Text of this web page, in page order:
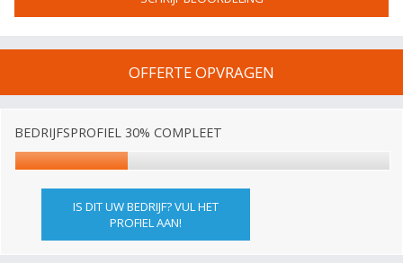
OFFERTE OPVRAGEN
BEDRIJFSPROFIEL 30% COMPLEET
IS DIT UW BEDRIJF? VUL HET
PROFIEL AAN!